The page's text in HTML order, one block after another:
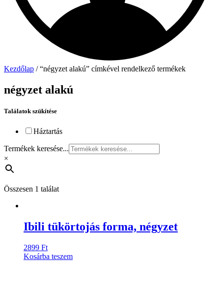
Kezdőlap / “négyzet alakú” címkével rendelkező termékek
négyzet alakú
Találatok szükítése
Háztartás
Termékek keresése...
×
Összesen 1 találat
Ibili tükörtojás forma, négyzet
2899 Ft
Kosárba teszem